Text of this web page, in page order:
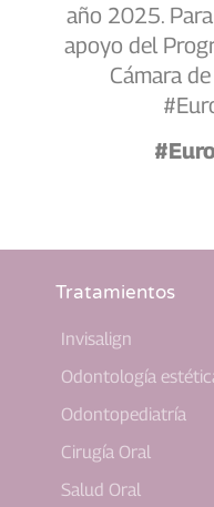
año 2025.
apoyo del
Cámara
Tratamientos
Invisalign
Odontología
Odontopediatría
Cirugía Oral
Salud Oral